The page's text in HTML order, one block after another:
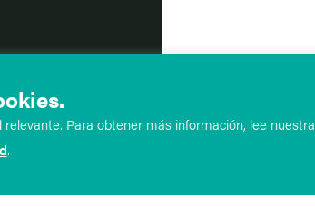
Para obtener más información, lee nuestra
.